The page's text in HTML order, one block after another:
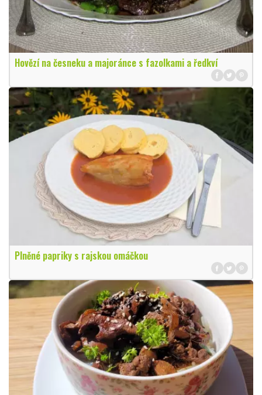
Hovězí na česneku a majoránce s fazolkami a ředkví
Plněné papriky s rajskou omáčkou